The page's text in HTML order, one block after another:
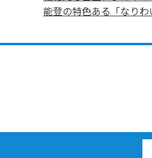
能登の特色ある「なり